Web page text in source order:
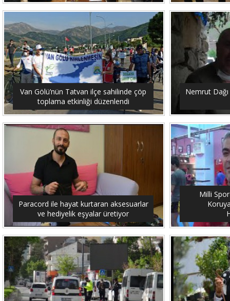
Van Gölü’nün Tatvan ilçe sahilinde çöp
toplama etkinliği düzenlendi
Nemrut
Paracord ile hayat kurtaran aksesuarlar
ve hediyelik eşyalar üretiyor
Milli